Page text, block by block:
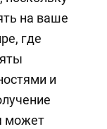
на ваше
где
и
может